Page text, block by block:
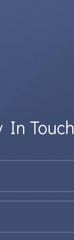
In Touch